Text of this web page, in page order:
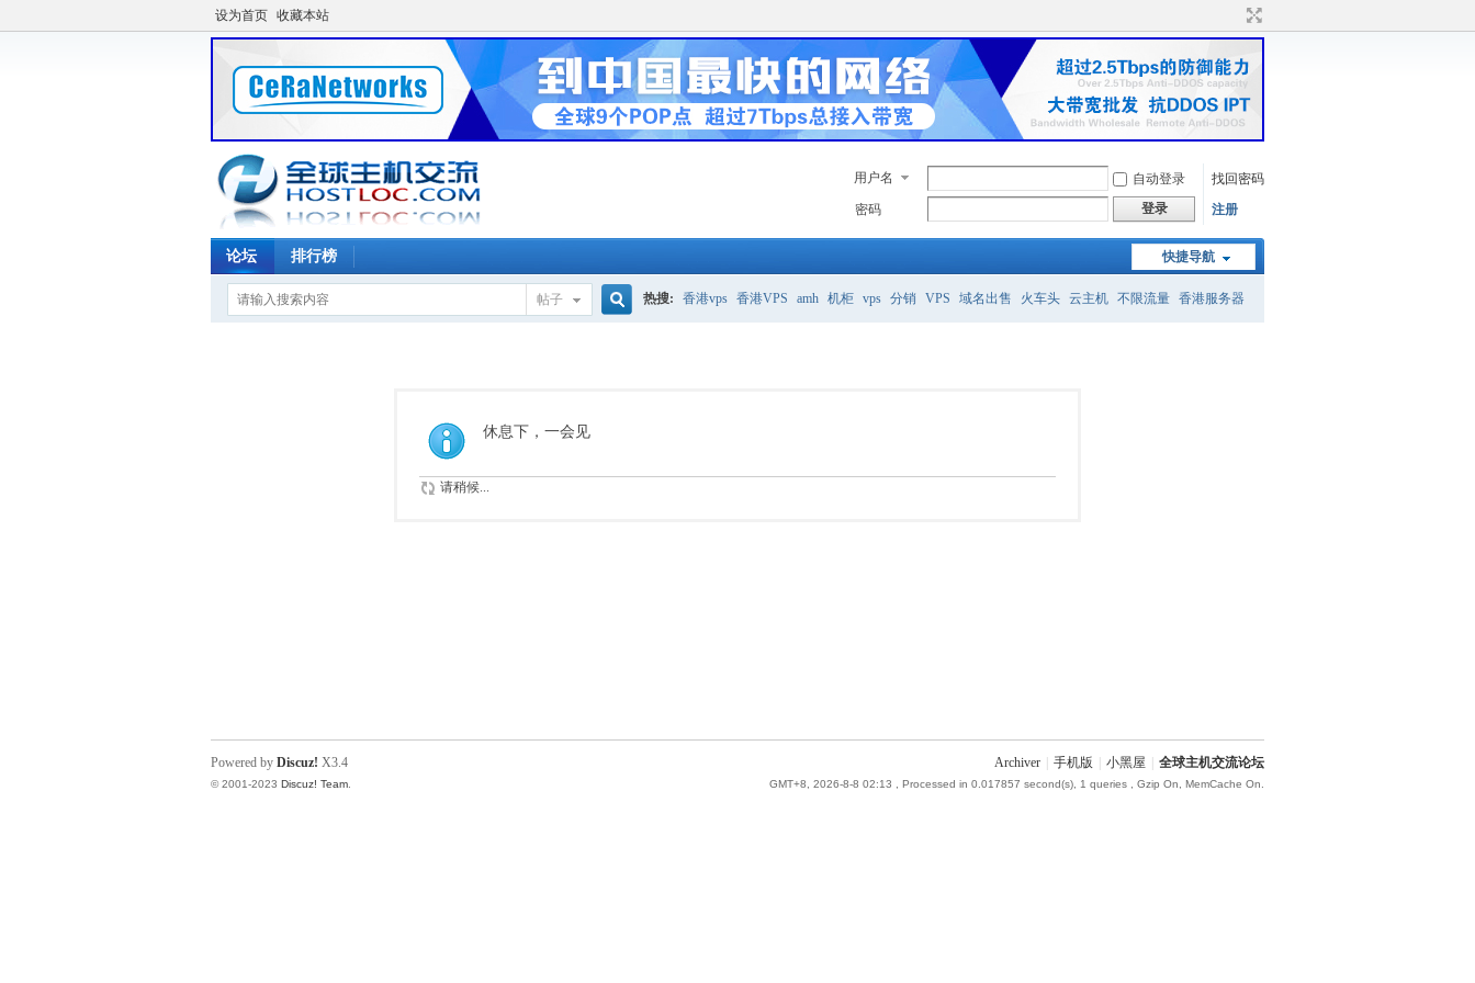
设为首页 收藏本站
用户名 自动登录
找回密码
密码
登录 注册
快捷导航
论坛 排行榜
帖子 热搜: 香港vps 香港VPS amh 机柜 vps 分销 VPS 域名出售 火车头 云主机 不限流量 香港服务器
休息下，一会见
请稍候...
Archiver 手机版 小黑屋 全球主机交流论坛
GMT+8, 2026-8-8 02:13 , Processed in 0.017857 second(s), 1 queries , Gzip On, MemCache On.
Powered by Discuz! X3.4
© 2001-2023 Discuz! Team